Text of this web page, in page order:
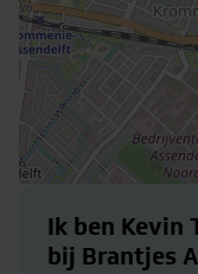
Ik ben Kevin
bij Brantjes